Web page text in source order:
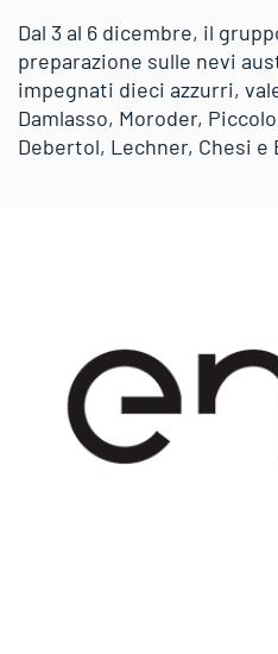
Dal 3 al 6 dicembre, il
preparazione sulle nevi
impegnati dieci azzurri,
Damlasso, Moroder,
Debertol, Lechner, Chesi e